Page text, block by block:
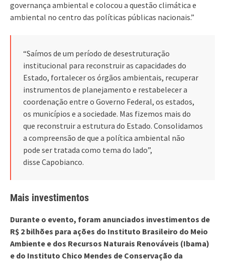
governança ambiental e colocou a questão climática e
ambiental no centro das políticas públicas nacionais.”
“Saímos de um período de desestruturação
institucional para reconstruir as capacidades do
Estado, fortalecer os órgãos ambientais, recuperar
instrumentos de planejamento e restabelecer a
coordenação entre o Governo Federal, os estados,
os municípios e a sociedade. Mas fizemos mais do
que reconstruir a estrutura do Estado. Consolidamos
a compreensão de que a política ambiental não
pode ser tratada como tema do lado”,
disse Capobianco.
Mais investimentos
Durante o evento, foram anunciados investimentos de
R$ 2 bilhões para ações do Instituto Brasileiro do Meio
Ambiente e dos Recursos Naturais Renováveis (Ibama)
e do Instituto Chico Mendes de Conservação da